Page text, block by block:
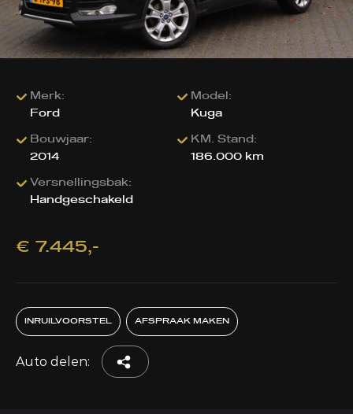
Merk:
Ford
Model:
Kuga
Bouwjaar:
2014
KM. Stand:
186.000 km
Versnellingsbak:
Handgeschakeld
€ 7.445,-
INRUILVOORSTEL AFSPRAAK MAKEN
Auto delen: